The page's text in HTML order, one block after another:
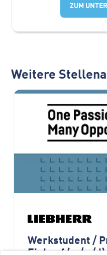
ZUM
Weitere
Werkstudent /
Einkauf (m/w/d)